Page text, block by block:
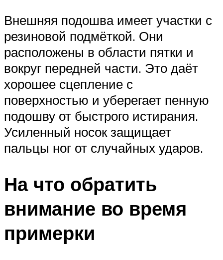
Внешняя подошва имеет участки с
резиновой подмёткой. Они
расположены в области пятки и
вокруг передней части. Это даёт
хорошее сцепление с
поверхностью и уберегает пенную
подошву от быстрого истирания.
Усиленный носок защищает
пальцы ног от случайных ударов.
На что обратить
внимание во время
примерки